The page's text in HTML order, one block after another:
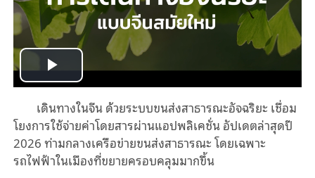
Play
Video
เดินทางในจีน ด้วยระบบขนส่งสาธารณะอัจฉริยะ เชื่อม
โยงการใช้จ่ายค่าโดยสารผ่านแอปพลิเคชั่น อัปเดตล่าสุดปี
2026 ท่ามกลางเครือข่ายขนส่งสาธารณะ โดยเฉพาะ
รถไฟฟ้าในเมืองที่ขยายครอบคลุมมากขึ้น